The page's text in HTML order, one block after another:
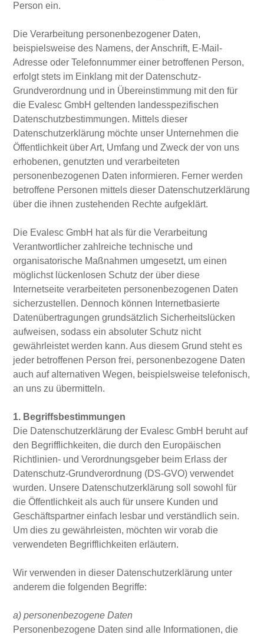
Person ein.
Die Verarbeitung personenbezogener Daten,
beispielsweise des Namens, der Anschrift, E-Mail-
Adresse oder Telefonnummer einer betroffenen Person,
erfolgt stets im Einklang mit der Datenschutz-
Grundverordnung und in Übereinstimmung mit den für
die Evalesc GmbH geltenden landesspezifischen
Datenschutzbestimmungen. Mittels dieser
Datenschutzerklärung möchte unser Unternehmen die
Öffentlichkeit über Art, Umfang und Zweck der von uns
erhobenen, genutzten und verarbeiteten
personenbezogenen Daten informieren. Ferner werden
betroffene Personen mittels dieser Datenschutzerklärung
über die ihnen zustehenden Rechte aufgeklärt.
Die Evalesc GmbH hat als für die Verarbeitung
Verantwortlicher zahlreiche technische und
organisatorische Maßnahmen umgesetzt, um einen
möglichst lückenlosen Schutz der über diese
Internetseite verarbeiteten personenbezogenen Daten
sicherzustellen. Dennoch können Internetbasierte
Datenübertragungen grundsätzlich Sicherheitslücken
aufweisen, sodass ein absoluter Schutz nicht
gewährleistet werden kann. Aus diesem Grund steht es
jeder betroffenen Person frei, personenbezogene Daten
auch auf alternativen Wegen, beispielsweise telefonisch,
an uns zu übermitteln.
1. Begriffsbestimmungen
Die Datenschutzerklärung der Evalesc GmbH beruht auf
den Begrifflichkeiten, die durch den Europäischen
Richtlinien- und Verordnungsgeber beim Erlass der
Datenschutz-Grundverordnung (DS-GVO) verwendet
wurden. Unsere Datenschutzerklärung soll sowohl für
die Öffentlichkeit als auch für unsere Kunden und
Geschäftspartner einfach lesbar und verständlich sein.
Um dies zu gewährleisten, möchten wir vorab die
verwendeten Begrifflichkeiten erläutern.
Wir verwenden in dieser Datenschutzerklärung unter
anderem die folgenden Begriffe:
a) personenbezogene Daten
Personenbezogene Daten sind alle Informationen, die